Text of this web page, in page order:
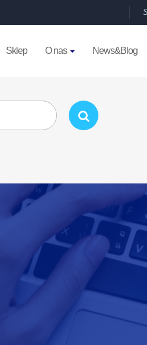
Sklep O nas News&Blog